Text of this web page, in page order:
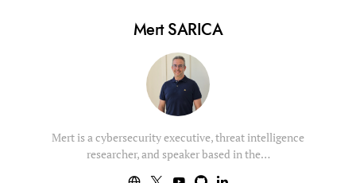
Mert SARICA
Mert is a cybersecurity executive, threat intelligence
researcher, and speaker based in the…